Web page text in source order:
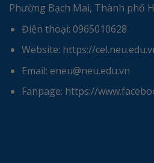
Phường Bạch Mai, Thành phố
Điện thoại: 0965010628
Website: https://
Email: eneu@neu.edu.vn
Fanpage: https://